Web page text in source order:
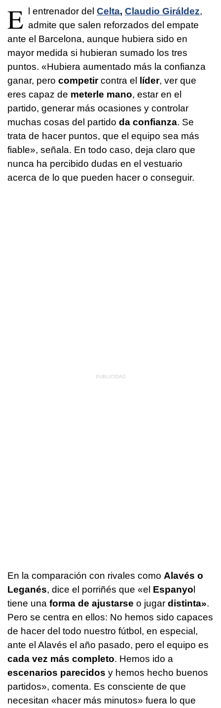
E l entrenador del Celta, Claudio Giráldez,
admite que salen reforzados del empate
ante el Barcelona, aunque hubiera sido en
mayor medida si hubieran sumado los tres
puntos. «Hubiera aumentado más la confianza
ganar, pero competircontra el líder, ver que
eres capaz de meterle mano, estar en el
partido, generar más ocasiones y controlar
muchas cosas del partido da confianza. Se
trata de hacer puntos, que el equipo sea más
fiable», señala. En todo caso, deja claro que
nunca ha percibido dudas en el vestuario
acerca de lo que pueden hacer o conseguir.
En la comparación con rivales como Alavés o
Leganés, dice el porriñés que «el Espanyol
tiene una forma de ajustarse o jugar distinta».
Pero se centra en ellos: No hemos sido capaces
de hacer del todo nuestro fútbol, en especial,
ante el Alavés el año pasado, pero el equipo es
cada vez más completo. Hemos ido a
escenarios parecidos y hemos hecho buenos
partidos», comenta. Es consciente de que
necesitan «hacer más minutos» fuera lo que